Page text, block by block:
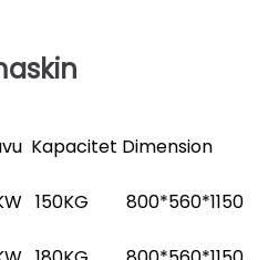
Kapacitet Dimension
150KG
800*560*1150